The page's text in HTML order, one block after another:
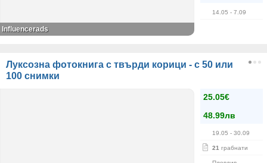
14.05 - 7.09
Influencerads
Луксозна фотокнига с твърди корици - с 50 или
100 снимки
25.05€
48.99лв
19.05 - 30.09
21 грабнати